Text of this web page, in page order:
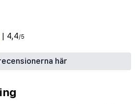
avgift)
| 4,4/5
här